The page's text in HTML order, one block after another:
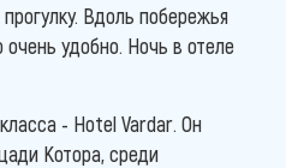
Вдоль побережья
удобно. Ночь в отеле
- Hotel Vardar. Он
Котора, среди